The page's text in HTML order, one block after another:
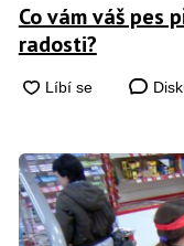
Co vám váš pes
radosti?